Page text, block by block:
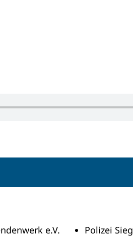
e.V.
Polizei